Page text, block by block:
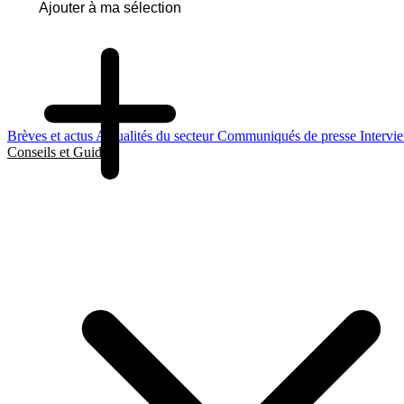
Brèves et actus Actualités du secteurCommuniqués de presse
Conseils et Guides
Ajouter à ma sélection